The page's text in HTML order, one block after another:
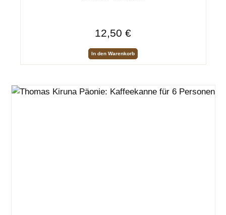
12,50 €
In den Warenkorb